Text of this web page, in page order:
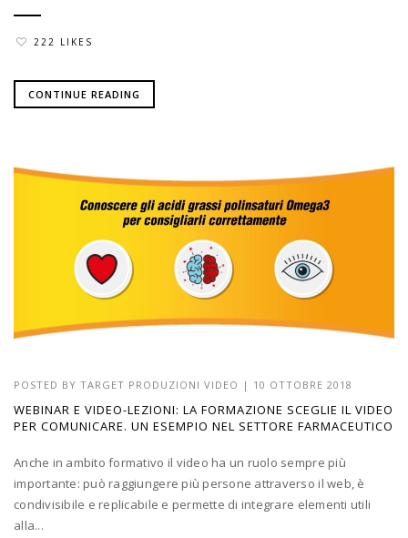
222 LIKES
CONTINUE READING
POSTED BY TARGET PRODUZIONI VIDEO | 10 OTTOBRE 2018
WEBINAR E VIDEO-LEZIONI: LA FORMAZIONE SCEGLIE IL VIDEO
PER COMUNICARE. UN ESEMPIO NEL SETTORE FARMACEUTICO
Anche in ambito formativo il video ha un ruolo sempre più
importante: può raggiungere più persone attraverso il web, è
condivisibile e replicabile e permette di integrare elementi utili
alla...